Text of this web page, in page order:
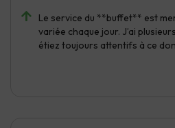
Le service du **buffet** est
variée chaque jour. J’ai
étiez toujours attentifs à ce